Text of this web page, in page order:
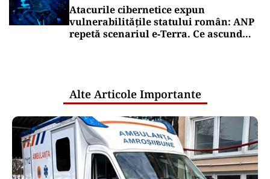
Atacurile cibernetice expun
vulnerabilitățile statului român: ANP
repetă scenariul e‑Terra. Ce ascund
Alte Articole Importante